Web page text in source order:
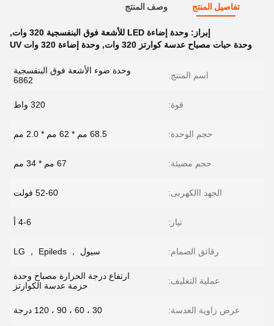
تفاصيل المنتج وصف المنتج
إبراز: وحدة إضاءة LED للأشعة فوق البنفسجية 320 وات
,
وحدة حبات مصباح عدسة كوارتز 320 وات
, وحدة إضاءة 320 وات UV
اسم المنتج:
وحدة ضوء الأشعة فوق البنفسجية
6862
قوة: 320 واط
حجم الوحدة: 68.5 مم * 62 مم * 2.0 مم
حجم مضيئة: 67 مم * 34 مم
الجهد االكهربى: 52-60 فولت
تيار: 4-6 أ
رقائق الصمام: سيول ， LG ， Epileds
عملية التغليف:
ارتفاع درجة الحرارة مصباح وحدة
حزمة عدسة الكوارتز
عرض زاوية العدسة: 30 ، 60 ، 90 ، 120 درجة